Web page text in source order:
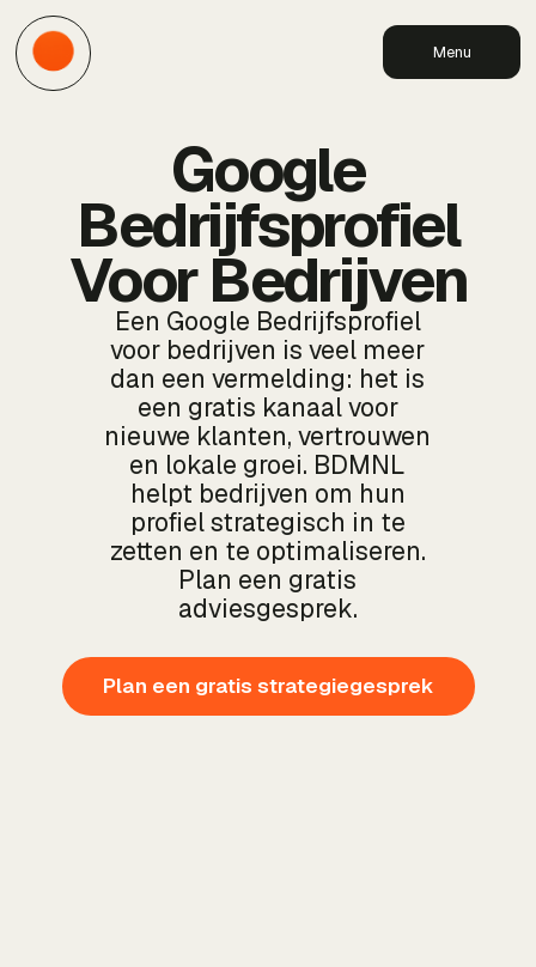
Menu
Google
Bedrijfsprofiel
Voor Bedrijven
Een Google Bedrijfsprofiel
voor bedrijven is veel meer
dan een vermelding: het is
een gratis kanaal voor
nieuwe klanten, vertrouwen
en lokale groei. BDMNL
helpt bedrijven om hun
profiel strategisch in te
zetten en te optimaliseren.
Plan een gratis
adviesgesprek.
Plan een gratis strategiegesprek